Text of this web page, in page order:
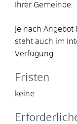
Ihrer Gemeinde.
Je nach
steht auch im
Verfügung.
Fristen
keine